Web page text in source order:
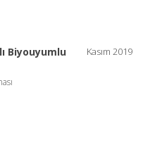
Kasım 2019
Biyouyumlu